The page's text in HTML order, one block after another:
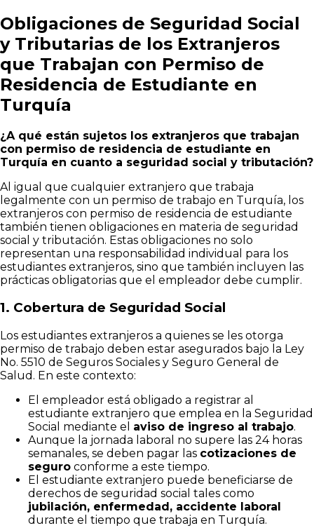
Obligaciones de Seguridad Social
y Tributarias de los Extranjeros
que Trabajan con Permiso de
Residencia de Estudiante en
Turquía
¿A qué están sujetos los extranjeros que trabajan
con permiso de residencia de estudiante en
Turquía en cuanto a seguridad social y tributación?
Al igual que cualquier extranjero que trabaja
legalmente con un permiso de trabajo en Turquía, los
extranjeros con permiso de residencia de estudiante
también tienen obligaciones en materia de seguridad
social y tributación. Estas obligaciones no solo
representan una responsabilidad individual para los
estudiantes extranjeros, sino que también incluyen las
prácticas obligatorias que el empleador debe cumplir.
1. Cobertura de Seguridad Social
Los estudiantes extranjeros a quienes se les otorga
permiso de trabajo deben estar asegurados bajo la Ley
No. 5510 de Seguros Sociales y Seguro General de
Salud. En este contexto:
El empleador está obligado a registrar al
estudiante extranjero que emplea en la Seguridad
Social mediante el aviso de ingreso al trabajo.
Aunque la jornada laboral no supere las 24 horas
semanales, se deben pagar las cotizaciones de
seguro conforme a este tiempo.
El estudiante extranjero puede beneficiarse de
derechos de seguridad social tales como
jubilación, enfermedad, accidente laboral
durante el tiempo que trabaja en Turquía.